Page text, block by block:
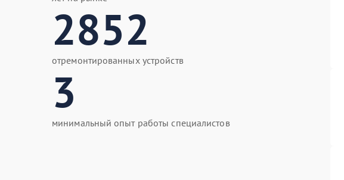
2852
отремонтированных устройств
3
минимальный опыт работы специалистов